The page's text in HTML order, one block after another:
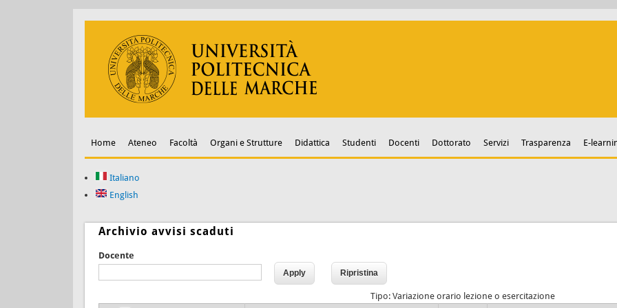
Home Ateneo Facoltà Organi e Strutture Didattica Studenti Docenti Dottorato Servizi Trasparenza E-
Italiano
English
Archivio avvisi scaduti
Docente
Tipo: Variazione orario lezione o esercitazione